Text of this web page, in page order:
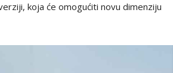
koja će omogućiti novu dimenziju